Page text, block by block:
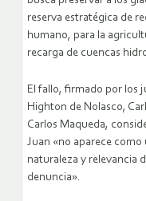
reserva estratégica de
humano, para la
recarga de cuencas
El fallo, firmado por los
Highton de Nolasco,
Carlos Maqueda,
Juan «no aparece
naturaleza y relevancia
denuncia».